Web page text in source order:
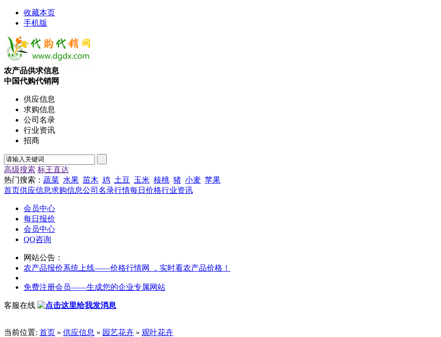
收藏本页
手机版
农产品供求信息
中国代购代销网
供应信息
求购信息
公司名录
行业资讯
招商
高级搜索 标王直达
热门搜索： 蔬菜 水果 苗木 鸡 土豆 玉米 核桃 猪 小麦 苹果
首页供应信息求购信息公司名录行情每日价格行业资讯
会员中心
每日报价
会员中心
QQ咨询
网站公告：
农产品报价系统上线——价格行情网 ，实时看农产品价格！
免费注册会员——生成您的企业专属网站
客服在线
当前位置: 首页 » 供应信息 » 园艺花卉 » 观叶花卉